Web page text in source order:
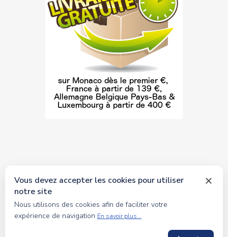
© 2026 tous droits réservés Toyscollection. Réalisation
oceanesoft.com
Vous devez accepter les cookies pour utiliser
notre site
Nous utilisons des cookies afin de faciliter votre
expérience de navigation En savoir plus...